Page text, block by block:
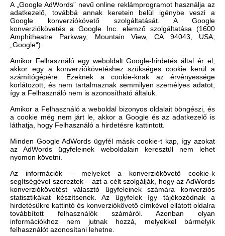
A „Google AdWords” nevű online reklámprogramot használja az
adatkezelő, továbbá annak keretein belül igénybe veszi a
Google konverziókövető szolgáltatását. A Google
konverziókövetés a Google Inc. elemző szolgáltatása (1600
Amphitheatre Parkway, Mountain View, CA 94043, USA;
„Google“).
Amikor Felhasználó egy weboldalt Google-hirdetés által ér el,
akkor egy a konverziókövetéshez szükséges cookie kerül a
számítógépére. Ezeknek a cookie-knak az érvényessége
korlátozott, és nem tartalmaznak semmilyen személyes adatot,
így a Felhasználó nem is azonosítható általuk.
Amikor a Felhasználó a weboldal bizonyos oldalait böngészi, és
a cookie még nem járt le, akkor a Google és az adatkezelő is
láthatja, hogy Felhasználó a hirdetésre kattintott.
Minden Google AdWords ügyfél másik cookie-t kap, így azokat
az AdWords ügyfeleinek weboldalain keresztül nem lehet
nyomon követni.
Az információk – melyeket a konverziókövető cookie-k
segítségével szereztek – azt a célt szolgálják, hogy az AdWords
konverziókövetést választó ügyfeleinek számára konverziós
statisztikákat készítsenek. Az ügyfelek így tájékozódnak a
hirdetésükre kattintó és konverziókövető címkével ellátott oldalra
továbbított felhasználók számáról. Azonban olyan
információkhoz nem jutnak hozzá, melyekkel bármelyik
felhasználót azonosítani lehetne.